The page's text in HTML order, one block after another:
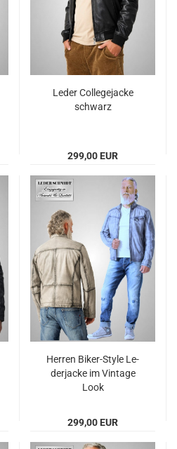
Leder Col­le­ge­ja­cke
schwarz
299,00 EUR
Her­ren Biker-​​Style Le­
der­ja­cke im Vin­ta­ge
Look
299,00 EUR